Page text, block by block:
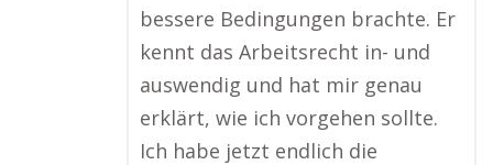
bessere Bedingungen brachte. Er
kennt das Arbeitsrecht in- und
auswendig und hat mir genau
erklärt, wie ich vorgehen sollte.
Ich habe jetzt endlich die